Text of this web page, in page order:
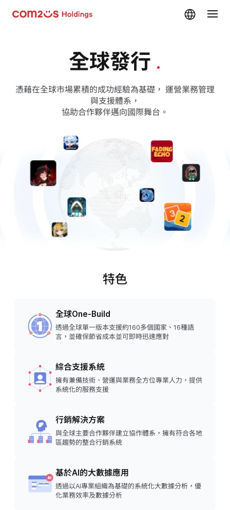
全球發行 .
憑藉在全球市場累積的成功經驗為基礎， 運營業務管理
與支援體系，
協助合作夥伴邁向國際舞台。
特色
全球One-Build
透過全球單一版本支援約160多個國家、16種語
言，並確保節省成本並可即時迅速應對
綜合支援系統
擁有兼備技術、營運與業務全方位專業人力，提供
系統化的服務支援
行銷解決方案
與全球主要合作夥伴建立協作體系，擁有符合各地
區趨勢的整合行銷系統
基於AI的大數據應用
透過以AI專業組織為基礎的系統化大數據分析，優
化業務效率及數據分析